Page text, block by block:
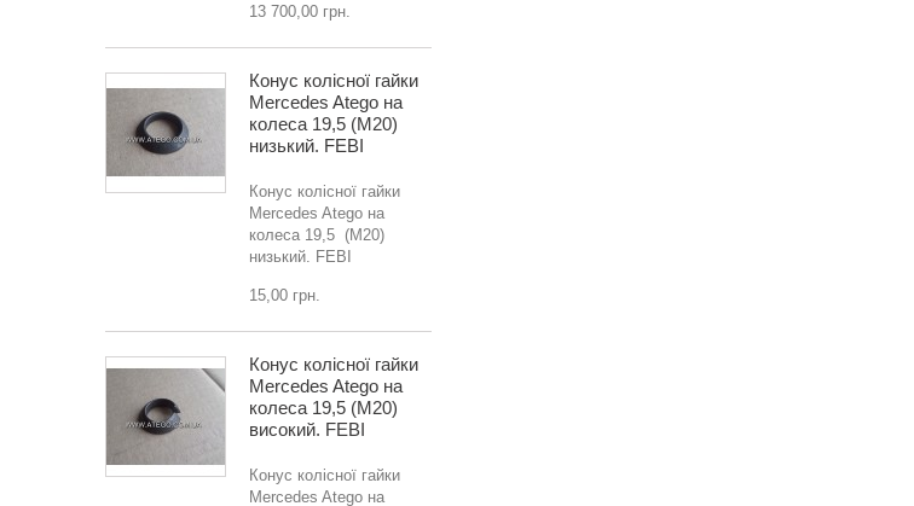
13 700,00 грн.
Конус колісної гайки
Mercedes Atego на
колеса 19,5 (M20)
низький. FEBI
Конус колісної гайки
Mercedes Atego на
колеса 19,5 (M20)
низький. FEBI
15,00 грн.
Конус колісної гайки
Mercedes Atego на
колеса 19,5 (M20)
високий. FEBI
Конус колісної гайки
Mercedes Atego на